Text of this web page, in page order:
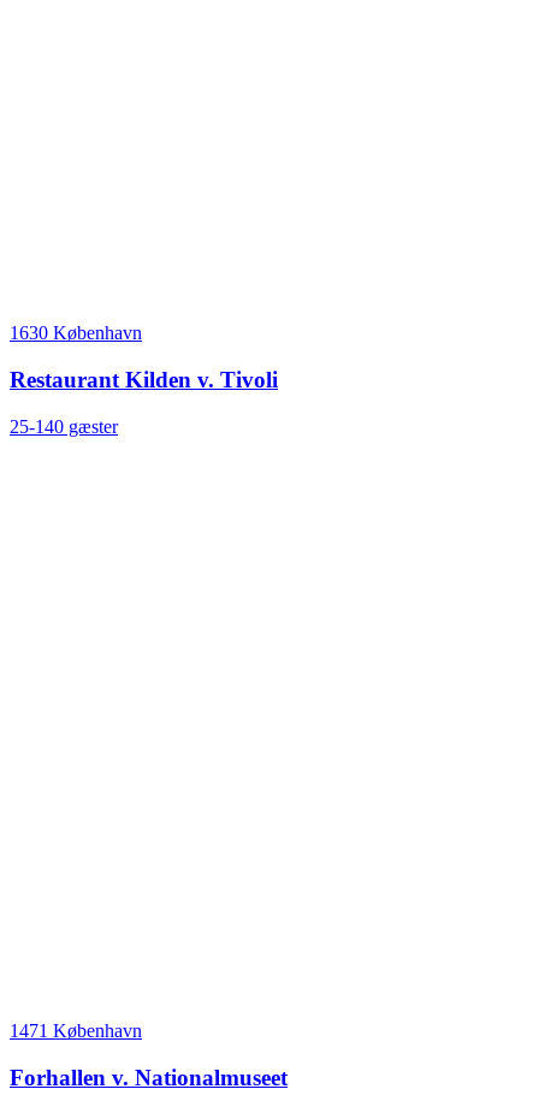
1630 København
Restaurant Kilden v. Tivoli
25-140 gæster
1471 København
Forhallen v. Nationalmuseet